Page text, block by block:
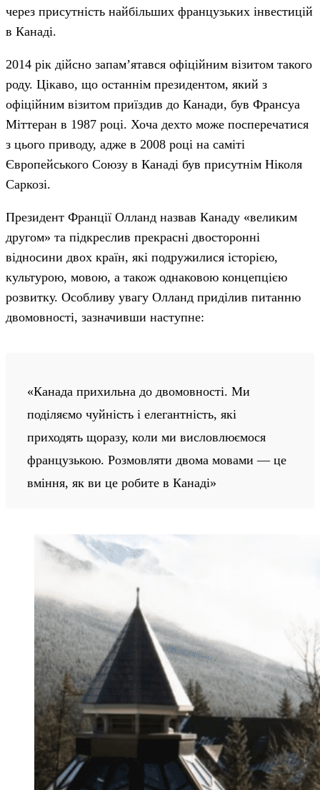
через присутність найбільших французьких інвестицій
в Канаді.
2014 рік дійсно запам’ятався офіційним візитом такого
роду. Цікаво, що останнім президентом, який з
офіційним візитом приїздив до Канади, був Франсуа
Міттеран в 1987 році. Хоча дехто може посперечатися
з цього приводу, адже в 2008 році на саміті
Європейського Союзу в Канаді був присутнім Ніколя
Саркозі.
Президент Франції Олланд назвав Канаду «великим
другом» та підкреслив прекрасні двосторонні
відносини двох країн, які подружилися історією,
культурою, мовою, а також однаковою концепцією
розвитку. Особливу увагу Олланд приділив питанню
двомовності, зазначивши наступне:
«Канада прихильна до двомовності. Ми
поділяємо чуйність і елегантність, які
приходять щоразу, коли ми висловлюємося
французькою. Розмовляти двома мовами — це
вміння, як ви це робите в Канаді»